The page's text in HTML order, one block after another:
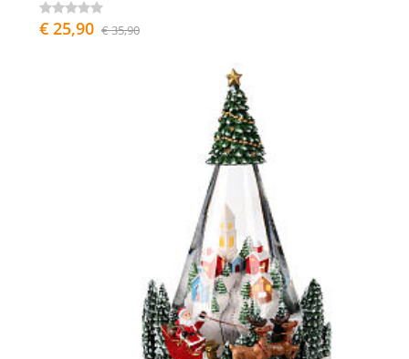
€ 25,90 € 35,90